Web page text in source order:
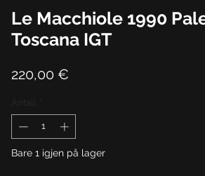
Le Macchiole 1990
Toscana IGT
220,00 €
Bare 1 igjen på lager